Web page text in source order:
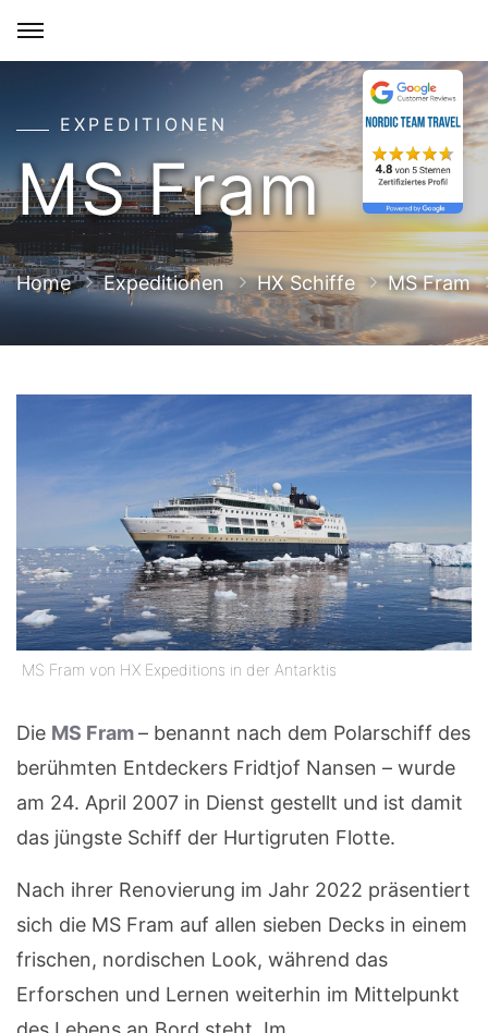
EXPEDITIONEN
MS Fram
Home Expeditionen HX Schiffe MS Fram
MS Fram von HX Expeditions in der Antarktis
Die MS Fram– benannt nach dem Polarschiff des
berühmten Entdeckers Fridtjof Nansen – wurde
am 24. April 2007 in Dienst gestellt und ist damit
das jüngste Schiff der Hurtigruten Flotte.
Nach ihrer Renovierung im Jahr 2022 präsentiert
sich die MS Fram auf allen sieben Decks in einem
frischen, nordischen Look, während das
Erforschen und Lernen weiterhin im Mittelpunkt